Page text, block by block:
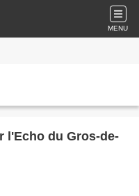
MENU
l'Echo du Gros-de-